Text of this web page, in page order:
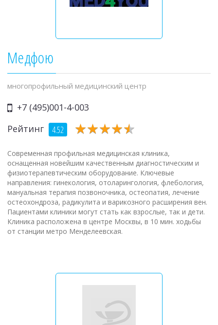
Медфою
многопрофильный медицинский центр
+7 (495)001-4-003
Рейтинг
4.52 ★★★★★
★★★★★
Современная профильная медицинская клиника,
оснащенная новейшим качественным диагностическим и
физиотерапевтическим оборудование. Ключевые
направления: гинекология, отоларингология, флебология,
мануальная терапия позвоночника, остеопатия, лечение
остеохондроза, радикулита и варикозного расширения вен.
Пациентами клиники могут стать как взрослые, так и дети.
Клиника расположена в центре Москвы, в 10 мин. ходьбы
от станции метро Менделеевская.